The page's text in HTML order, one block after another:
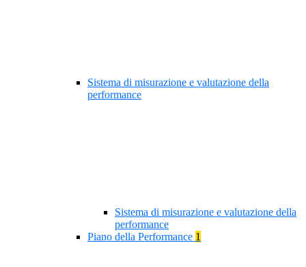
Sistema di misurazione e valutazione della
performance
Sistema di misurazione e valutazione della
performance
Piano della Performance 1